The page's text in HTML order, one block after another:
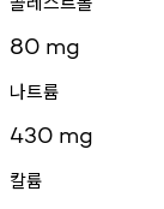
80 mg
나트륨
430 mg
칼륨